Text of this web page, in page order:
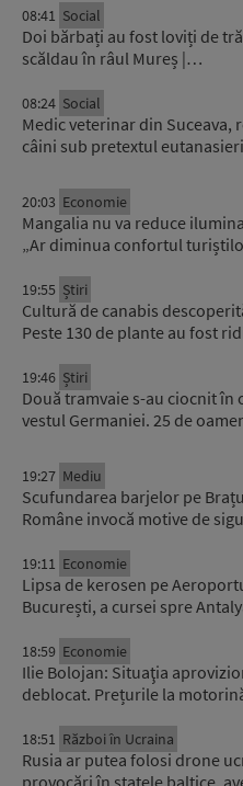
08:41 Social
Doi bărbați au fost loviți de
scăldau în râul Mureș |…
08:24 Social
Medic veterinar din Suceava,
câini sub pretextul
20:03 Economie
Mangalia nu va reduce
„Ar diminua confortul
19:55 Știri
Cultură de canabis
Peste 130 de plante au fost
19:46 Știri
Două tramvaie s-au ciocnit
vestul Germaniei. 25 de
19:27 Mediu
Scufundarea barjelor pe
Române invocă motive de
19:11 Economie
Lipsa de kerosen pe
București, a cursei spre
18:59 Economie
Ilie Bolojan: Situaţia
deblocat. Prețurile la
18:51 Război în Ucraina
Rusia ar putea folosi drone
provocări în statele baltice,